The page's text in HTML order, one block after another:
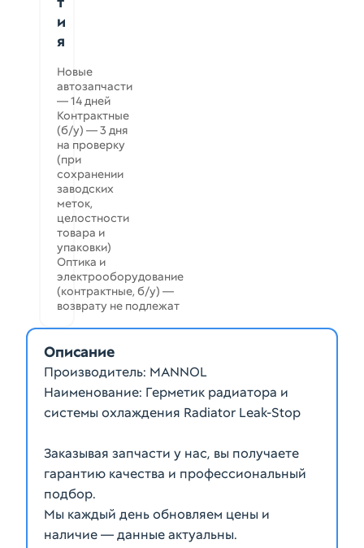
и
я
Новые
автозапчасти
— 14 дней
Контрактные
(б/у) — 3 дня
на проверку
(при
сохранении
заводских
меток,
целостности
товара и
упаковки)
Оптика и
электрооборудование
(контрактные, б/у) —
возврату не подлежат
Описание
Производитель: MANNOL
Наименование: Герметик радиатора и
системы охлаждения Radiator Leak-Stop
Заказывая запчасти у нас, вы получаете
гарантию качества и профессиональный
подбор.
Мы каждый день обновляем цены и
наличие — данные актуальны.